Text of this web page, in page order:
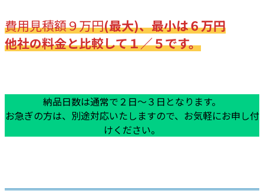
費用見積額９万円(最大)、最小は６万円
他社の料金と比較して１／５です。
納品日数は通常で２日～３日となります。
お急ぎの方は、別途対応いたしますので、お気軽にお申し付
けください。